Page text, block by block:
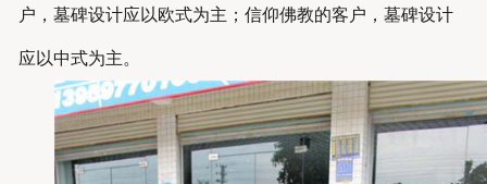
户，墓碑设计应以欧式为主；信仰佛教的客户，墓碑设计
应以中式为主。